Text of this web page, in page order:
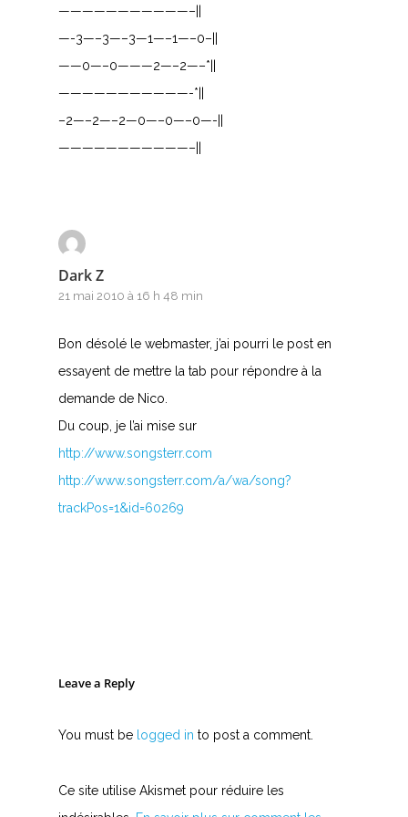
———————————–||
—-3—–3—–3—1—–1—–0–||
——0—–0———2—–2—–*||
———————————-*||
–2—–2—–2—0—–0—–0—-||
———————————–||
Dark Z
21 mai 2010 à 16 h 48 min
Bon désolé le webmaster, j’ai pourri le post en
essayent de mettre la tab pour répondre à la
demande de Nico.
Du coup, je l’ai mise sur
http://www.songsterr.com
http://www.songsterr.com/a/wa/song?
trackPos=1&id=60269
Leave a Reply
You must be logged in to post a comment.
Ce site utilise Akismet pour réduire les